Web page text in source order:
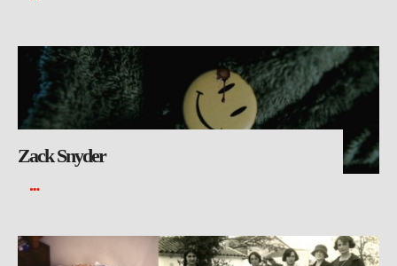
Zack Snyder